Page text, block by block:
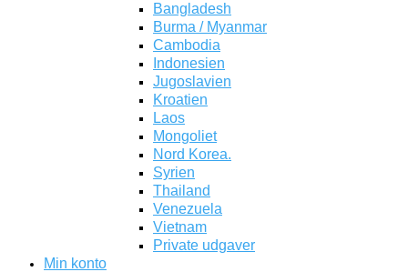
Bangladesh
Burma / Myanmar
Cambodia
Indonesien
Jugoslavien
Kroatien
Laos
Mongoliet
Nord Korea.
Syrien
Thailand
Venezuela
Vietnam
Private udgaver
Min konto